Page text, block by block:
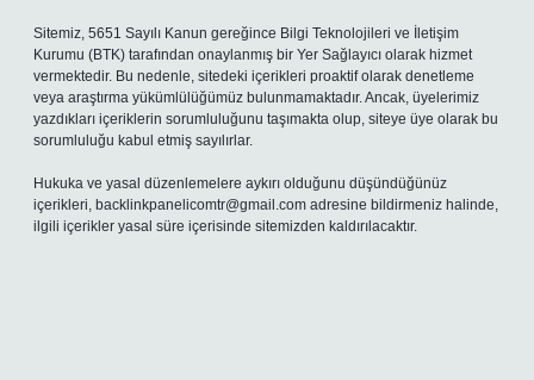
Sitemiz, 5651 Sayılı Kanun gereğince Bilgi Teknolojileri ve İletişim
Kurumu (BTK) tarafından onaylanmış bir Yer Sağlayıcı olarak hizmet
vermektedir. Bu nedenle, sitedeki içerikleri proaktif olarak denetleme
veya araştırma yükümlülüğümüz bulunmamaktadır. Ancak, üyelerimiz
yazdıkları içeriklerin sorumluluğunu taşımakta olup, siteye üye olarak bu
sorumluluğu kabul etmiş sayılırlar.
Hukuka ve yasal düzenlemelere aykırı olduğunu düşündüğünüz
içerikleri, backlinkpanelicomtr@gmail.com adresine bildirmeniz halinde,
ilgili içerikler yasal süre içerisinde sitemizden kaldırılacaktır.